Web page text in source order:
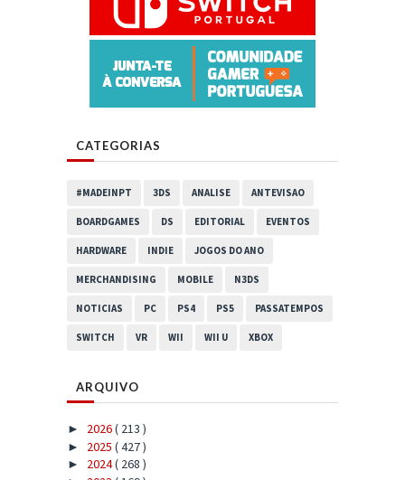
CATEGORIAS
#MADEINPT 3DS ANALISE ANTEVISAO
BOARDGAMES DS EDITORIAL EVENTOS
HARDWARE INDIE JOGOS DO ANO
MERCHANDISING MOBILE N3DS
NOTICIAS PC PS4 PS5 PASSATEMPOS
SWITCH VR WII WII U XBOX
ARQUIVO
► 2026( 213 )
► 2025 ( 427 )
► 2024( 268 )